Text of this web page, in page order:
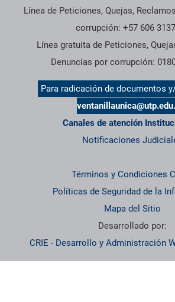
Línea de Peticiones, Quejas,
corrupción: +57 606
Línea gratuita de Peticiones,
Denuncias por corrupción:
Para radicación de documentos
Canales de atención
Notificaciones
Términos y Condiciones
Políticas de Seguridad de la
Mapa del Sitio
Desarrollado por:
CRIE - Desarrollo y Administración